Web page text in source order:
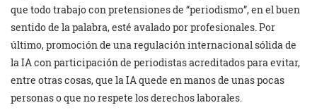
que todo trabajo con pretensiones de “periodismo”, en el buen
sentido de la palabra, esté avalado por profesionales. Por
último, promoción de una regulación internacional sólida de
la IA con participación de periodistas acreditados para evitar,
entre otras cosas, que la IA quede en manos de unas pocas
personas o que no respete los derechos laborales.